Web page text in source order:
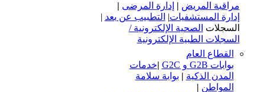
مراقبة المريض | إدارة المرضى |
إدارة المستشفيات| التطبيب عن بعد |
السجلات الصحية الإلكترونية /
السجلات الطبية الإلكترونية
القطاع العام
بوابات G2B و G2C
|خدمات
المدن الذكية | بوابة سلامة
المواطن |